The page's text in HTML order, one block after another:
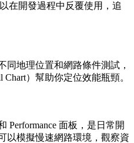
在開發過程中反覆使用，追
同地理位置和網路條件測試，
）幫助你定位效能瓶頸。
Performance 面板，是日常開
以模擬慢速網路環境，觀察資